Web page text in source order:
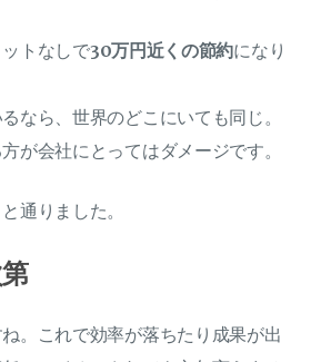
トなしで30万円近くの節約になり
なら、世界のどこにいても同じ。
が会社にとってはダメージです。
通りました。
。これで効率が落ちたり成果が出